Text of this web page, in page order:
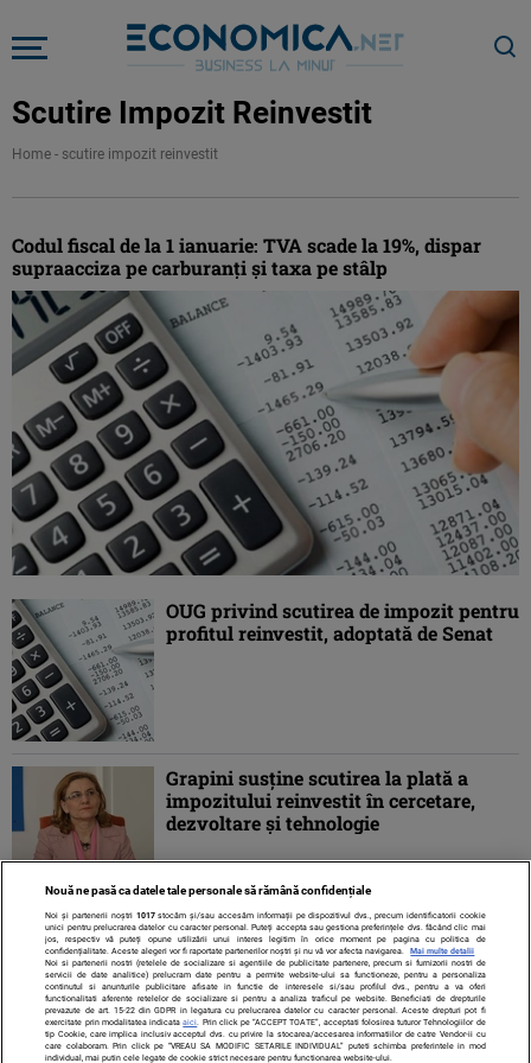
Scutire Impozit Reinvestit
Home - scutire impozit reinvestit
Codul fiscal de la 1 ianuarie: TVA scade la 19%, dispar
supraacciza pe carburanţi şi taxa pe stâlp
OUG privind scutirea de impozit pentru
profitul reinvestit, adoptată de Senat
Grapini susţine scutirea la plată a
impozitului reinvestit în cercetare,
dezvoltare şi tehnologie
Nouă ne pasă ca datele tale personale să rămână confidențiale
Noi și partenerii noștri 1017stocăm și/sau accesăm informații pe dispozitivul dvs., precum identificatorii cookie
unici pentru prelucrarea datelor cu caracter personal. Puteți accepta sau gestiona preferințele dvs. făcând clic mai
jos, respectiv vă puteți opune utilizării unui interes legitim în orice moment pe pagina cu politica de
confidențialitate. Aceste alegeri vor fi raportate partenerilor noștri și nu vă vor afecta navigarea.
Mai multe detalii
Noi si partenerii nostri (retelele de socializare si agentiile de publicitate partenere, precum si furnizorii nostri de
servicii de date analitice) prelucram date pentru a permite website-ului sa functioneze, pentru a personaliza
continutul si anunturile publicitare afisate in functie de interesele si/sau profilul dvs., pentru a va oferi
functionalitati aferente retelelor de socializare si pentru a analiza traficul pe website. Beneficiati de drepturile
prevazute de art. 15-22 din GDPR in legatura cu prelucrarea datelor cu caracter personal. Aceste drepturi pot fi
exercitate prin modalitatea indicataaici . Prin click pe “ACCEPT TOATE”, acceptati folosirea tuturor Tehnologiilor de
tip Cookie, care implica inclusiv acceptul dvs. cu privire la stocarea/accesarea informatiilor de catre Vendor-ii cu
care colaboram. Prin click pe “VREAU SA MODIFIC SETARILE INDIVIDUAL” puteti schimba preferintele in mod
individual, mai putin cele legate de cookie strict necesare pentru functionarea website-ului.